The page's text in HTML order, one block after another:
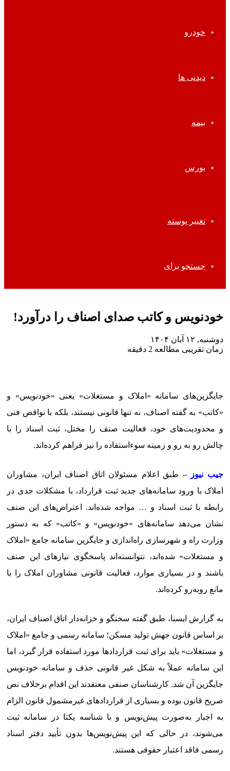
خودرو
دیدنی ها
بیمه
بورس
تغییر پوسته
جستجو برای
خودنویس و کاتب صدای اصناف را درآورد!
دوشنبه, ۱۲ آبان ۱۴۰۴
زمان تقریبی مطالعه 2 دقیقه
جایگزین‌های سامانه «املاک و مستغلات» یعنی «خودنویس» و
«کاتب» به گفته اصناف، نه تنها قانونی نیستند، بلکه با نواقص فنی
و محدودیت‌های خود، فعالیت صنف را مختل، ثبت اسناد را با
چالش رو به رو و زمینه سوءاستفاده را نیز فراهم کرده‌اند.
جیب نیوز – طبق اعلام مسئولان اتاق اصناف ایران، مشاوران
املاک با ورود سامانه‌های جدید ثبت قرارداد، با مشکلات جدی در
رابطه با ثبت اسناد و … مواجه شده‌اند. اعتراض‌های این صنف
نشان می‌دهد سامانه‌های «خودنویس» و «کاتب» که به دستور
وزارت راه و شهرسازی راه‌اندازی و جایگزین سامانه جامع «املاک
و مستغلات» شده‌اند، نتوانسته‌اند پاسخگوی نیازهای این صنف
باشند و در بسیاری موارد، فعالیت قانونی مشاوران املاک را با
مانع روبه‌رو کرده‌اند.
به گزارش ایسنا، طبق گفته سخنگو و خزانه‌دار اتاق اصناف ایران،
بر اساس قانون جهش تولید مسکن؛ سامانه رسمی و جامع «املاک
و مستغلات» باید برای ثبت قراردادها مورد استفاده قرار گیرد، اما
این سامانه عملاً به شکل غیر قانونی حذف و سامانه خودنویس
جایگزین آن شد. کارشناسان صنفی معتقدند این اقدام برخلاف نص
صریح قانون بوده و بسیاری از قراردادهای غیرمشمول قانون الزام
به اجبار به‌صورت پیش‌نویس و با شناسه یکتا در سامانه ثبت
می‌شوند، در حالی که این پیش‌نویس‌ها بدون تأیید دفتر اسناد
رسمی فاقد اعتبار حقوقی هستند.